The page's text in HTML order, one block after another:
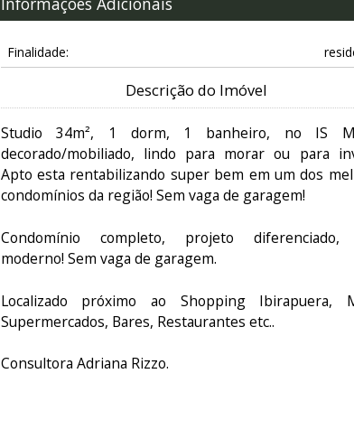
Finalidade:
Descrição do Imóvel
Studio 34m², 1 dorm, 1 banheiro, no IS
decorado/mobiliado, lindo para morar ou para
Apto esta rentabilizando super bem em um dos
condomínios da região! Sem vaga de garagem!
Condomínio completo, projeto diferenciado,
moderno! Sem vaga de garagem.
Localizado próximo ao Shopping Ibirapuera,
Supermercados, Bares, Restaurantes etc..
Consultora Adriana Rizzo.